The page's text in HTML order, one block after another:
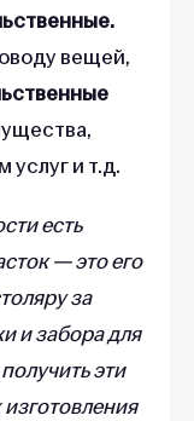
вещей,
услуг и т.д.
есть
— это его
за
и забора для
эти